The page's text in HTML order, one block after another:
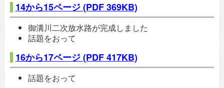
14から15ページ(PDF 369KB)
御溝川二次放水路が完成しました
話題をおって
16から17ページ(PDF 417KB)
話題をおって